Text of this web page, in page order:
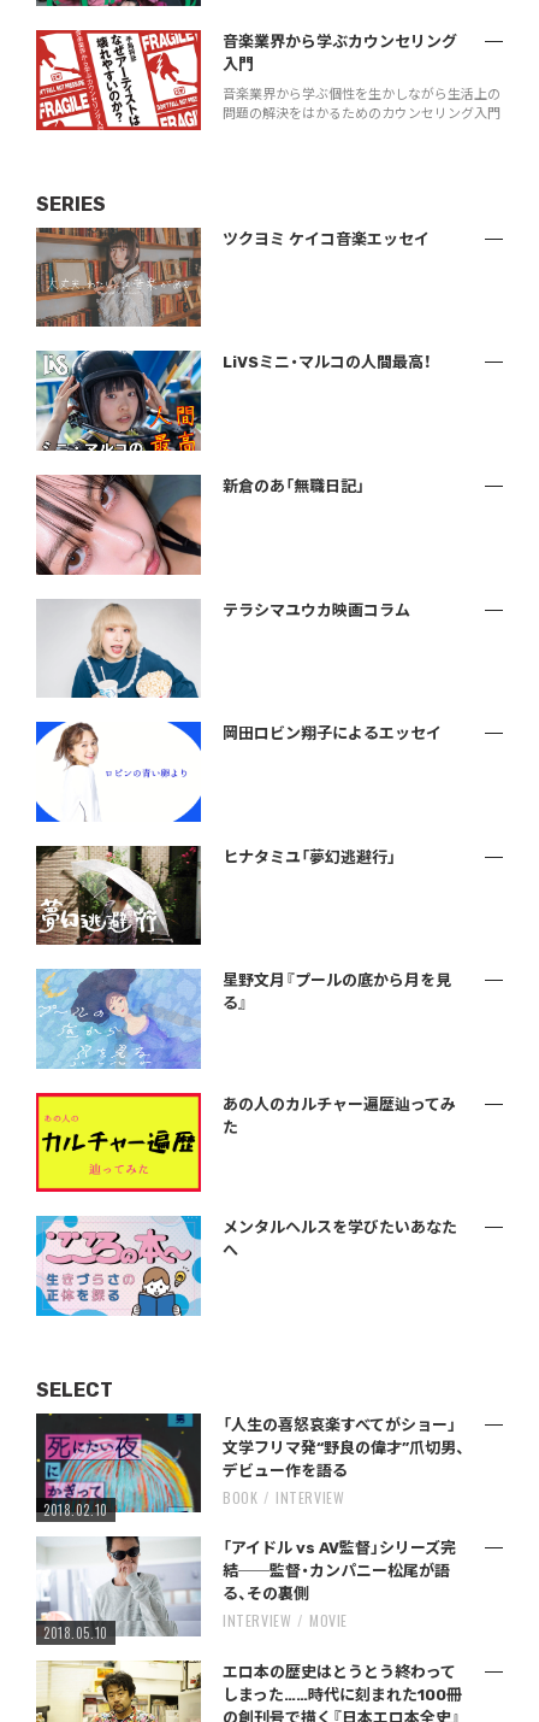
音楽業界から学ぶカウンセリング
入門
音楽業界から学ぶ個性を生かしながら生活上の
問題の解決をはかるためのカウンセリング入門
SERIES
ツクヨミ ケイコ音楽エッセイ
LiVSミニ・マルコの人間最高！
新倉のあ「無職日記」
テラシマユウカ映画コラム
岡田ロビン翔子によるエッセイ
ヒナタミユ「夢幻逃避行」
星野文月『プールの底から月を見
る』
あの人のカルチャー遍歴辿ってみ
た
メンタルヘルスを学びたいあなた
へ
SELECT
2018.02.10
「人生の喜怒哀楽すべてがショー」
文学フリマ発“野良の偉才”爪切男、
デビュー作を語る
BOOK INTERVIEW
2018.05.10
「アイドル vs AV監督」シリーズ完
結──監督・カンパニー松尾が語
る、その裏側
INTERVIEW MOVIE
エロ本の歴史はとうとう終わって
しまった……時代に刻まれた100冊
の創刊号で描く『日本エロ本全史』